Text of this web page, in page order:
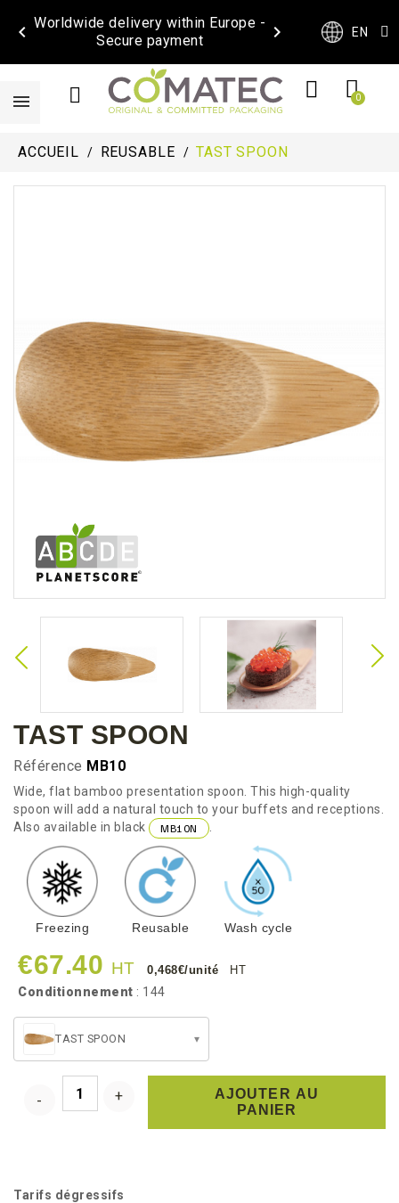
Worldwide delivery within Europe -
Secure payment
  EN
ACCUEIL REUSABLE TAST SPOON
TAST SPOON
Référence MB10
Wide, flat bamboo presentation spoon. This high-quality
spoon will add a natural touch to your buffets and receptions.
Also available in black
MB10N .
Freezing Reusable Wash cycle
€67.40 HT 0,468€/unité HT
Conditionnement : 144
TAST SPOON ▾
AJOUTER AU
PANIER
Tarifs dégressifs